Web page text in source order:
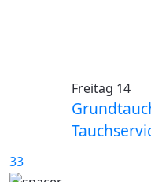
33
Freitag 14